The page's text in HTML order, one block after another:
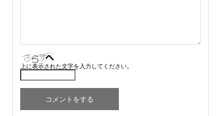
上に表示された文字を入力してください。